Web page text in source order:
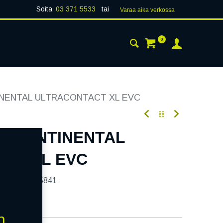
Soita 03 371 5533 tai Varaa aika verk​​​​ossa
0
ULTRACONTACT XL EVC
CONTINENTAL
XL EVC
255841